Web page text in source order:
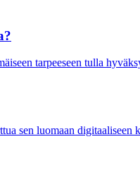
tarpeeseen tulla
sen luomaan